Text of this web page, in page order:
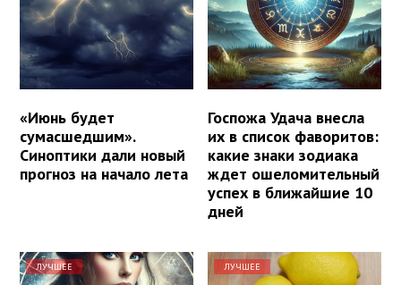
«Июнь будет
сумасшедшим».
Синоптики дали новый
прогноз на начало лета
Госпожа Удача внесла
их в список фаворитов:
какие знаки зодиака
ждет ошеломительный
успех в ближайшие 10
дней
ЛУЧШЕЕ ЛУЧШЕЕ